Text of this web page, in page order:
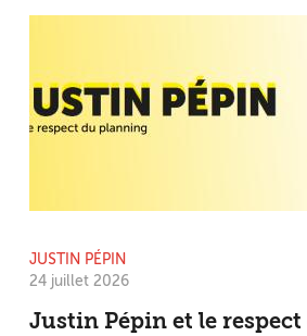
JUSTIN PÉPIN
24 juillet 2026
Justin Pépin et le